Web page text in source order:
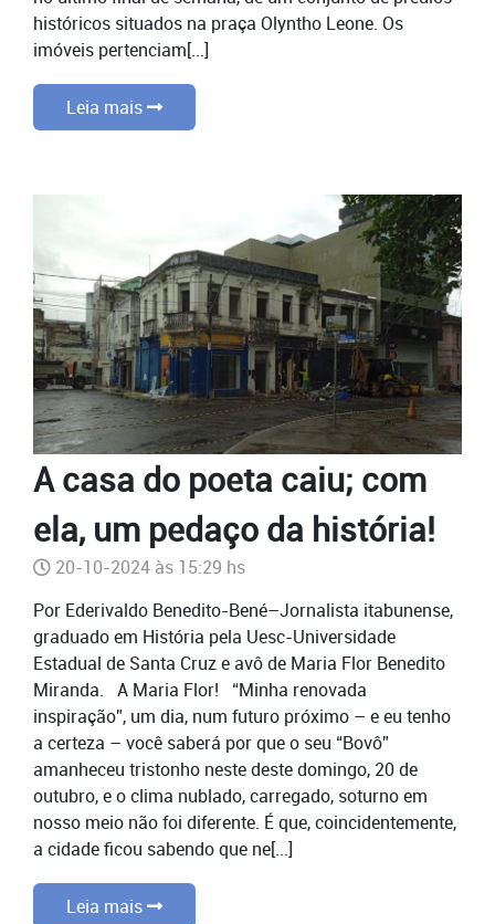
históricos situados na praça Olyntho Leone. Os
imóveis pertenciam[...]
Leia mais
A casa do poeta caiu; com
ela, um pedaço da história!
20-10-2024 às 15:29 hs
Por Ederivaldo Benedito-Bené–Jornalista itabunense,
graduado em História pela Uesc-Universidade
Estadual de Santa Cruz e avô de Maria Flor Benedito
Miranda. A Maria Flor! “Minha renovada
inspiração”, um dia, num futuro próximo – e eu tenho
a certeza – você saberá por que o seu “Bovô”
amanheceu tristonho neste deste domingo, 20 de
outubro, e o clima nublado, carregado, soturno em
nosso meio não foi diferente. É que, coincidentemente,
a cidade ficou sabendo que ne[...]
Leia mais